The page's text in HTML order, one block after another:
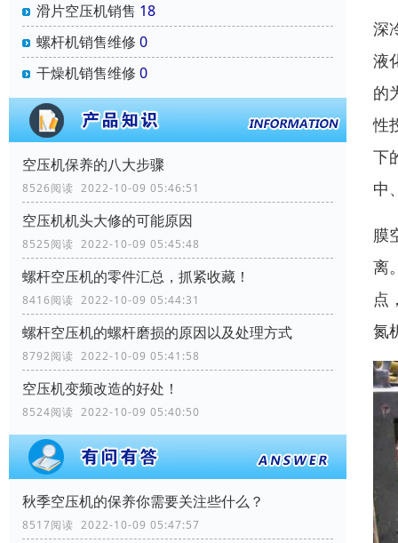
滑片空压机销售 18
螺杆机销售维修 0
干燥机销售维修 0
空压机保养的八大步骤
8526阅读 2022-10-09 05:46:51
空压机机头大修的可能原因
8525阅读 2022-10-09 05:45:48
螺杆空压机的零件汇总，抓紧收藏！
8416阅读 2022-10-09 05:44:31
螺杆空压机的螺杆磨损的原因以及处理方式
8792阅读 2022-10-09 05:41:58
空压机变频改造的好处！
8524阅读 2022-10-09 05:40:50
秋季空压机的保养你需要关注些什么？
8517阅读 2022-10-09 05:47:57
深
液
的
性
下
中
膜
离
点
氮